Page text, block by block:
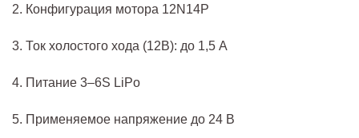
2. Конфигурация мотора 12N14P
3. Ток холостого хода (12В): до 1,5 A
4. Питание 3–6S LiPo
5. Применяемое напряжение до 24 В